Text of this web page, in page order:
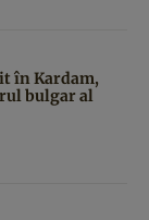
în Kardam,
bulgar al